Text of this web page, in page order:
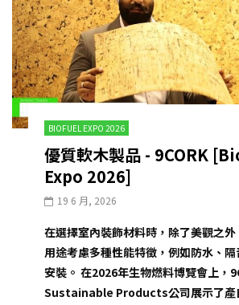
BIOFUEL EXPO 2026
優質軟木製品 - 9CORK
Expo 2026]
19 6 月, 2026
在選擇室內裝飾材料時，除了美觀之
用途考慮多種性能特徵，例如防水、
安裝。 在2026年生物燃料博覽會上，
Sustainable Products公司展示了產